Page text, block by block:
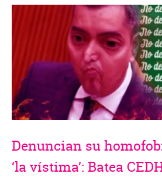
Denuncian su
‘la vístima’: Batea